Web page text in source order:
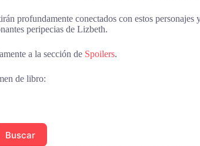
profundamente conectados con estos
peripecias de Lizbeth.
a la sección de Spoilers.
de libro:
Buscar